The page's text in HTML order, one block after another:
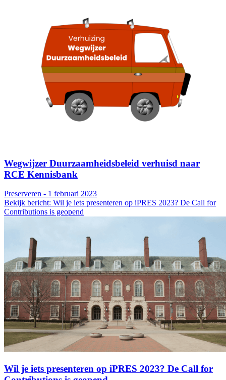
Wegwijzer Duurzaamheidsbeleid verhuisd naar
RCE Kennisbank
Preserveren - 1 februari 2023
Bekijk bericht: Wil je iets presenteren op iPRES 2023? De Call for
Contributions is geopend
Wil je iets presenteren op iPRES 2023? De Call for